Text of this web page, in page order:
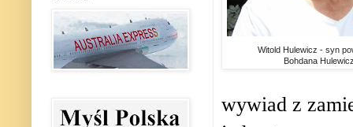
Witold Hulewicz - syn
Bohdana
wywiad z